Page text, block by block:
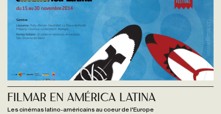
Filmar En América Latina
Les cinémas latino-américains au coeur de l'Europe